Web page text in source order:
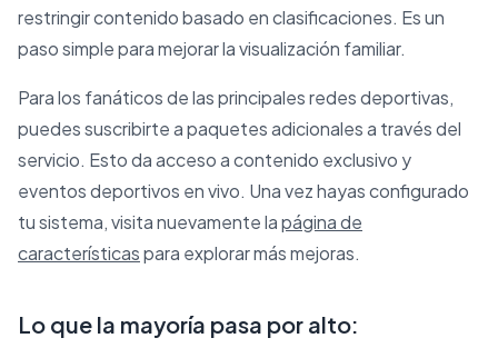
restringir contenido basado en clasificaciones. Es un
paso simple para mejorar la visualización familiar.
Para los fanáticos de las principales redes deportivas,
puedes suscribirte a paquetes adicionales a través del
servicio. Esto da acceso a contenido exclusivo y
eventos deportivos en vivo. Una vez hayas configurado
tu sistema, visita nuevamente lapágina de
característicaspara explorar más mejoras.
Lo que la mayoría pasa por alto: